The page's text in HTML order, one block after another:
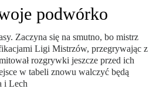
podwórko
Zaczyna się na smutno, bo mistrz
Ligi Mistrzów, przegrywając z
rozgrywki jeszcze przed ich
w tabeli znowu walczyć będą
i Lech